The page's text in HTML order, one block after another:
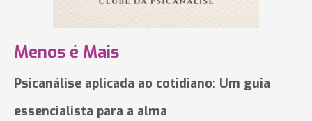
Menos é Mais
Psicanálise aplicada ao cotidiano: Um guia
essencialista para a alma